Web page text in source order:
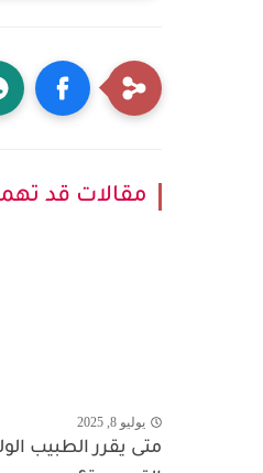
مقالات قد
يوليو 8, 2025
متى يقرر الطبيب